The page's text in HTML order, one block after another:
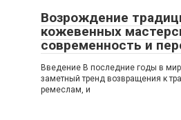
Возрождение
кожевенных
современность и
Введение В последние годы в
заметный тренд возвращения к
ремеслам, и